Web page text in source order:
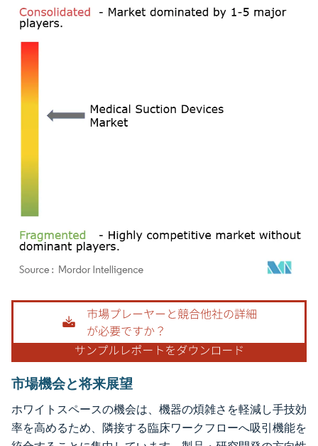
画像 © Mordor Intelligence。再利用にはCC BY 4.0の表示が必要です。
市場機会と将来展望
ホワイトスペースの機会は、機器の煩雑さを軽減し手技効
率を高めるため、隣接する臨床ワークフローへ吸引機能を